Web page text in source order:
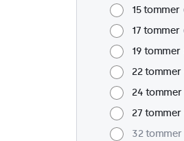
15 tommer
17 tommer
19 tommer
22 tommer
24 tommer
27 tommer
32 tommer